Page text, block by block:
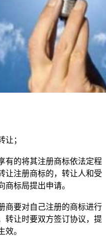
；
的将其注册商标依法定程
让注册商标的，转让人和受
标局提出申请。
要对自己注册的商标进行
转让时要双方签订协议，提
效。